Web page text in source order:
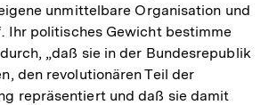
unmittelbare Organisation und
Ihr politisches Gewicht bestimme
„daß sie in der Bundesrepublik
den revolutionären Teil der
repräsentiert und daß sie damit